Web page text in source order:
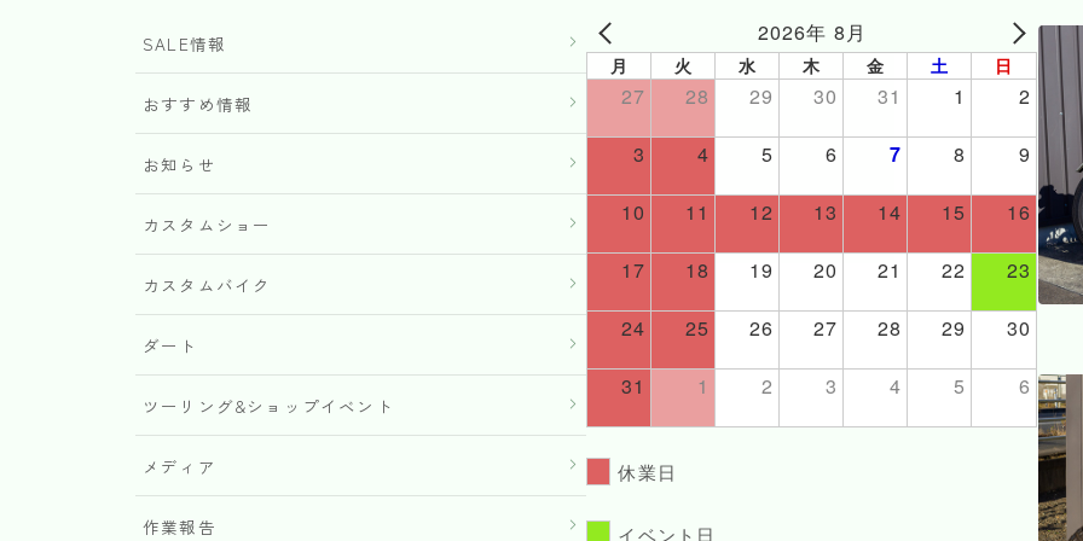
SALE情報
おすすめ情報
お知らせ
カスタムショー
カスタムバイク
ダート
ツーリング&ショップイベント
メディア
作業報告
2026年 8月
月 火 水 木 金 土 日
27 28 29 30 31 1 2
3 4 5 6 7 8 9
10 11 12 13 14 15 16
17 18 19 20 21 22 23
24 25 26 27 28 29 30
31 1 2 3 4 5 6
休業日
イベント日